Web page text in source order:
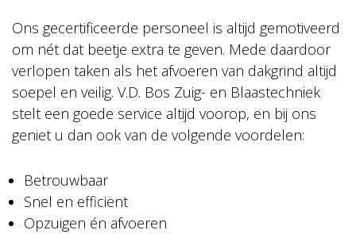
Ons gecertificeerde personeel is altijd gemotiveerd
om nét dat beetje extra te geven. Mede daardoor
verlopen taken als het afvoeren van dakgrind altijd
soepel en veilig. V.D. Bos Zuig- en Blaastechniek
stelt een goede service altijd voorop, en bij ons
geniet u dan ook van de volgende voordelen:
Betrouwbaar
Snel en efficiënt
Opzuigen én afvoeren